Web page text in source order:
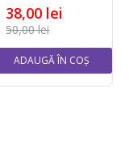
38,00 lei
50,00 lei
ADAUGĂ ÎN COȘ